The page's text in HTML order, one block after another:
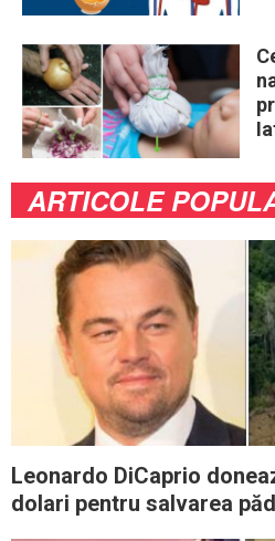
ARTICOLE
Leonardo DiCaprio
dolari pentru salvarea